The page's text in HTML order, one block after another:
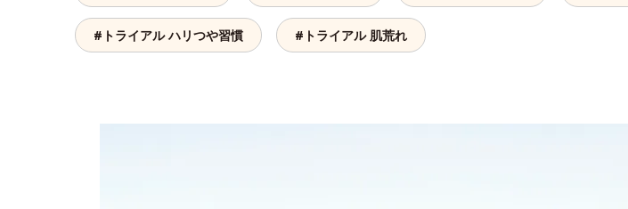
#トライアル ハリつや習慣 #トライアル 肌荒れ